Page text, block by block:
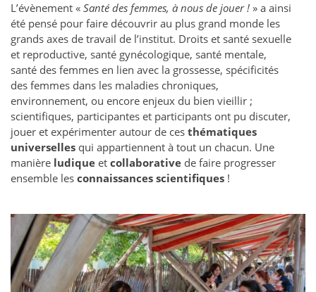
L’évènement « Santé des femmes, à nous de jouer ! » a ainsi
été pensé pour faire découvrir au plus grand monde les
grands axes de travail de l’institut. Droits et santé sexuelle
et reproductive, santé gynécologique, santé mentale,
santé des femmes en lien avec la grossesse, spécificités
des femmes dans les maladies chroniques,
environnement, ou encore enjeux du bien vieillir ;
scientifiques, participantes et participants ont pu discuter,
jouer et expérimenter autour de ces thématiques
universelles qui appartiennent à tout un chacun. Une
manière ludique et collaborative de faire progresser
ensemble les connaissances scientifiques !